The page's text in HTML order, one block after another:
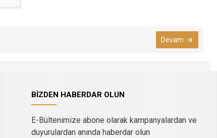
Devam
BİZDEN HABERDAR OLUN
E-Bültenimize abone olarak kampanyalardan ve
duyurulardan anında haberdar olun